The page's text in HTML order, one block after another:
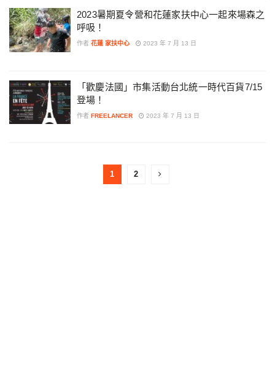
2023暑期夏令營和花蓮家扶中心一起來場森之
呼吸！
作者 花蓮 家扶中心 2023 年 7 月 13 日
「歡慶法國」市集活動台北統一時代百貨7/15
登場！
作者 FREELANCER 2023 年 7 月 13 日
1 2